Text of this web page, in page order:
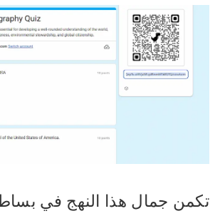
جمال هذا النهج في بساطته.